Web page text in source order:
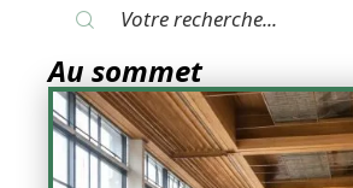
Au sommet